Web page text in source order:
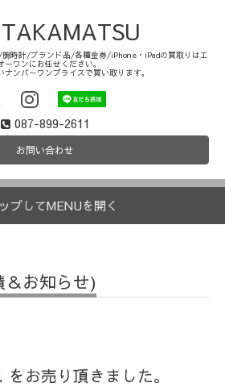
時計/ブランド品/各種金券/iPhone・iPadの買取りはエ
ーワンにお任せください。
ナンバーワンプライスで買い取ります。
087-899-2611
お問い合わせ
プしてMENUを開く
お知らせ)
お売り頂きました。